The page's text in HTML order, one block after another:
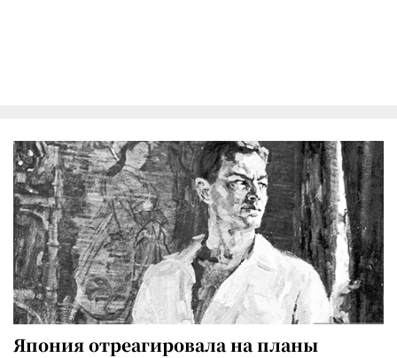
Япония отреагировала на планы